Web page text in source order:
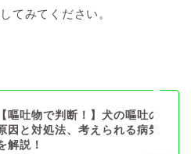
てみてください。
【嘔吐物で判断！】犬の嘔吐の
因と対処法、考えられる病気
解説！
プロフィール